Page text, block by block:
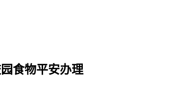
食物平安办理